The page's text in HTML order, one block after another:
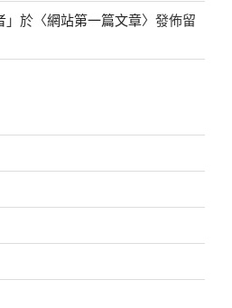
」於〈網站第一篇文章〉發佈留